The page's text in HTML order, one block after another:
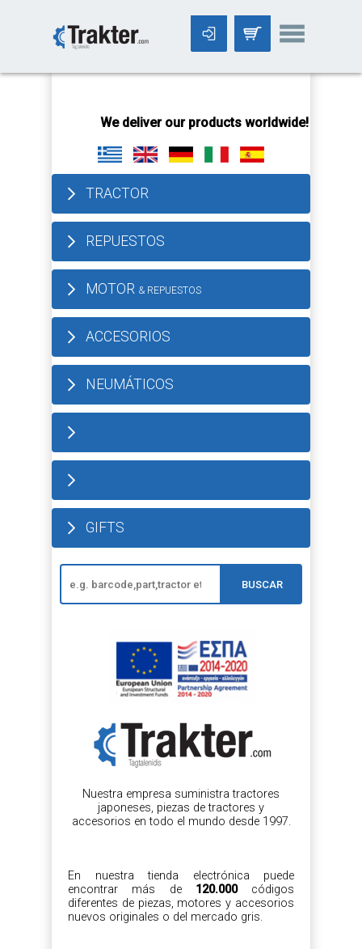
We deliver our products worldwide!All orders
TRACTOR
REPUESTOS
MOTOR & REPUESTOS
ACCESORIOS
NEUMÁTICOS
GIFTS
BUSCAR
Nuestra empresa suministra tractores
japoneses, piezas de tractores y
accesorios en todo el mundo desde 1997.
En nuestra tienda electrónica puede
encontrar más de 120.000códigos
diferentes de piezas, motores y accesorios
nuevos originales o del mercado gris.